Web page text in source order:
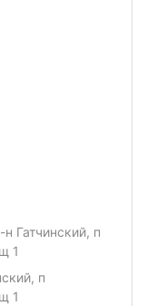
Гатчинский, п
1
п
1